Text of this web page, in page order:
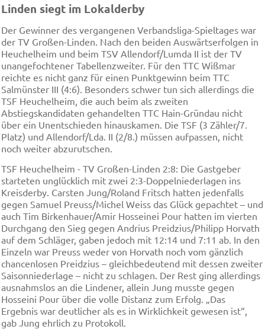
Linden siegt im Lokalderby
Der Gewinner des vergangenen Verbandsliga-Spieltages war
der TV Großen-Linden. Nach den beiden Auswärtserfolgen in
Heuchelheim und beim TSV Allendorf/Lumda II ist der TV
unangefochtener Tabellenzweiter. Für den TTC Wißmar
reichte es nicht ganz für einen Punktgewinn beim TTC
Salmünster III (4:6). Besonders schwer tun sich allerdings die
TSF Heuchelheim, die auch beim als zweiten
Abstiegskandidaten gehandelten TTC Hain-Gründau nicht
über ein Unentschieden hinauskamen. Die TSF (3 Zähler/7.
Platz) und Allendorf/Lda. II (2/8.) müssen aufpassen, nicht
noch weiter abzurutschen.
TSF Heuchelheim - TV Großen-Linden 2:8: Die Gastgeber
starteten unglücklich mit zwei 2:3-Doppelniederlagen ins
Kreisderby. Carsten Jung/Roland Fritsch hatten jedenfalls
gegen Samuel Preuss/Michel Weiss das Glück gepachtet – und
auch Tim Birkenhauer/Amir Hosseinei Pour hatten im vierten
Durchgang den Sieg gegen Andrius Preidzius/Philipp Horvath
auf dem Schläger, gaben jedoch mit 12:14 und 7:11 ab. In den
Einzeln war Preuss weder von Horvath noch vom gänzlich
chancenlosen Preidzius – gleichbedeutend mit dessen zweiter
Saisonniederlage – nicht zu schlagen. Der Rest ging allerdings
ausnahmslos an die Lindener, allein Jung musste gegen
Hosseini Pour über die volle Distanz zum Erfolg. „Das
Ergebnis war deutlicher als es in Wirklichkeit gewesen ist“,
gab Jung ehrlich zu Protokoll.